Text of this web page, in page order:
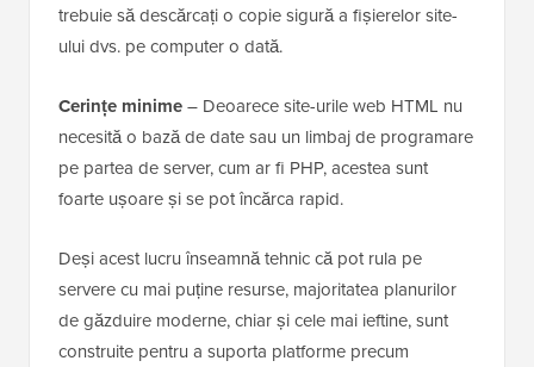
trebuie să descărcați o copie sigură a fișierelor site-
ului dvs. pe computer o dată.
Cerințe minime– Deoarece site-urile web HTML nu
necesită o bază de date sau un limbaj de programare
pe partea de server, cum ar fi PHP, acestea sunt
foarte ușoare și se pot încărca rapid.
Deși acest lucru înseamnă tehnic că pot rula pe
servere cu mai puține resurse, majoritatea planurilor
de găzduire moderne, chiar și cele mai ieftine, sunt
construite pentru a suporta platforme precum